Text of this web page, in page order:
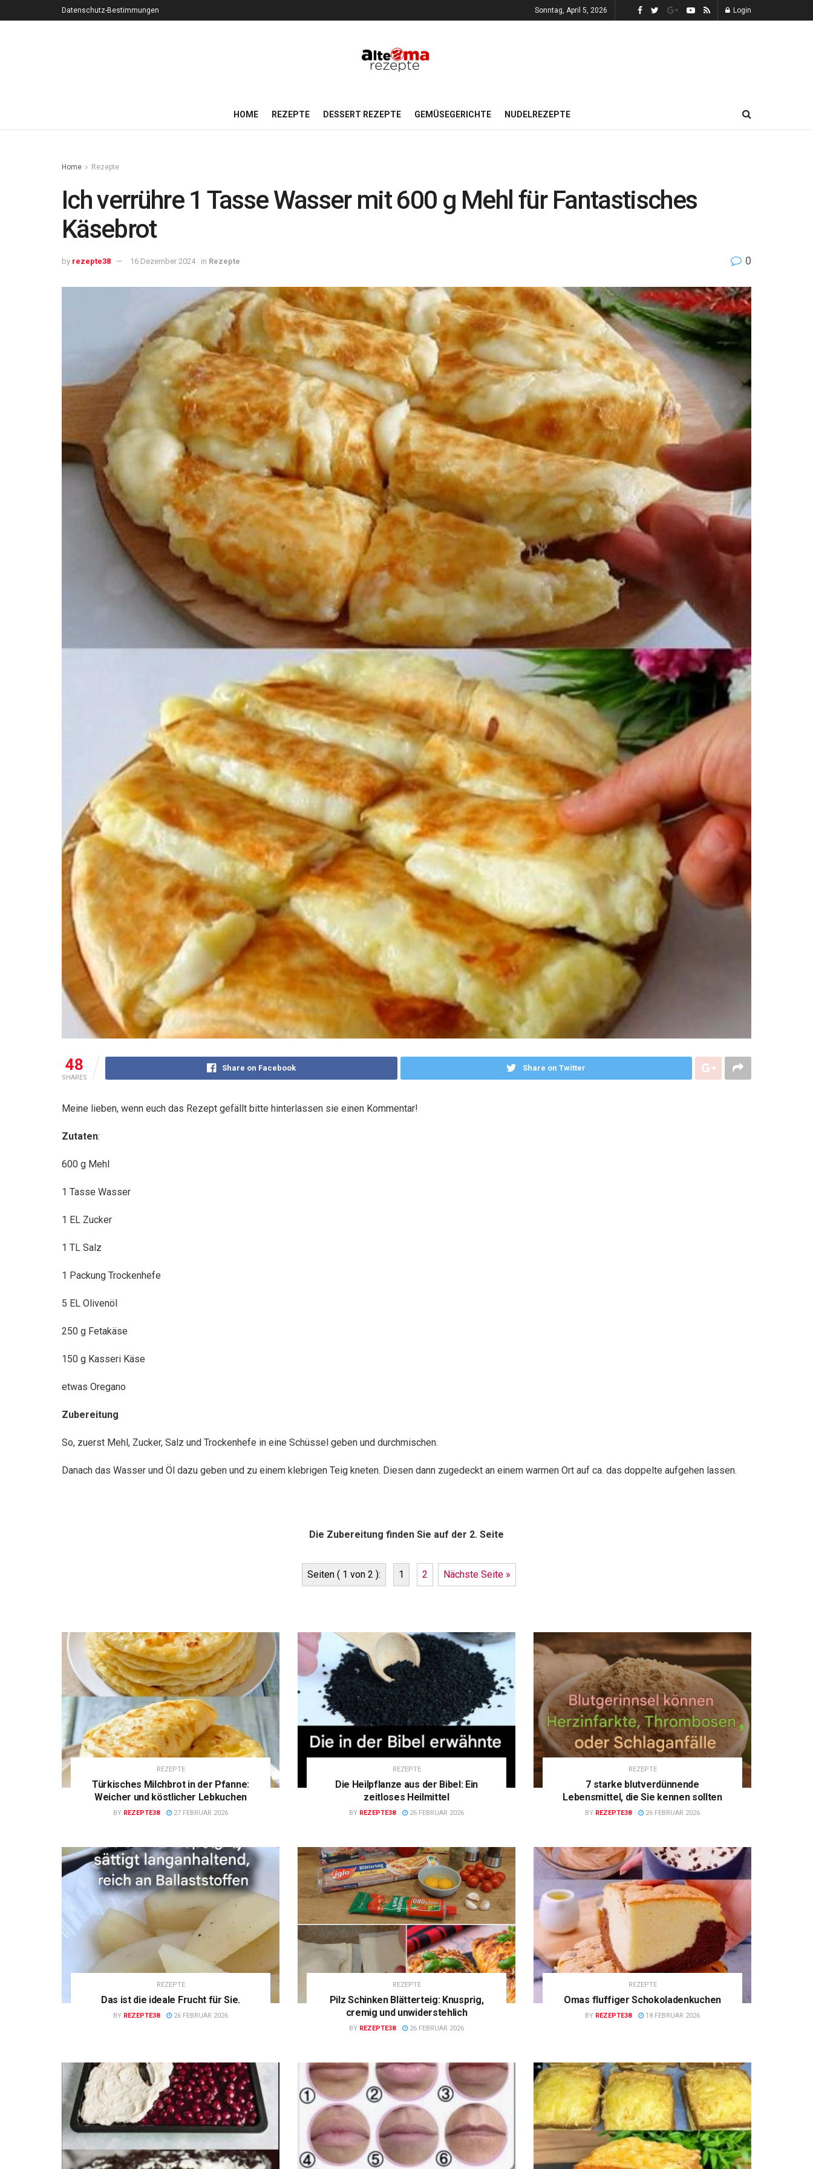
Datenschutz-Bestimmungen Sonntag, April 5, 2026 Login
HOME REZEPTE DESSERT REZEPTE GEMÜSEGERICHTE NUDELREZEPTE
Home Rezepte
Ich verrühre 1 Tasse Wasser mit 600 g Mehl für Fantastisches
Käsebrot
by rezepte38 16 Dezember 2024 in Rezepte 0
48
SHARES
Share on Facebook Share on Twitter
Meine lieben, wenn euch das Rezept gefällt bitte hinterlassen sie einen Kommentar!
Zutaten:
600 g Mehl
1 Tasse Wasser
1 EL Zucker
1 TL Salz
1 Packung Trockenhefe
5 EL Olivenöl
250 g Fetakäse
150 g Kasseri Käse
etwas Oregano
Zubereitung
So, zuerst Mehl, Zucker, Salz und Trockenhefe in eine Schüssel geben und durchmischen.
Danach das Wasser und Öl dazu geben und zu einem klebrigen Teig kneten. Diesen dann zugedeckt an einem warmen Ort auf ca. das doppelte aufgehen lassen.
Die Zubereitung finden Sie auf der 2. Seite
Seiten ( 1 von 2 ): 1 2 Nächste Seite »
REZEPTE
Türkisches Milchbrot in der Pfanne:
Weicher und köstlicher Lebkuchen
BY REZEPTE38 27 FEBRUAR 2026
REZEPTE
Die Heilpflanze aus der Bibel: Ein
zeitloses Heilmittel
BY REZEPTE38 26 FEBRUAR 2026
REZEPTE
7 starke blutverdünnende
Lebensmittel, die Sie kennen sollten
BY REZEPTE38 26 FEBRUAR 2026
REZEPTE
Das ist die ideale Frucht für Sie.
BY REZEPTE38 26 FEBRUAR 2026
REZEPTE
Pilz Schinken Blätterteig: Knusprig,
cremig und unwiderstehlich
BY REZEPTE38 26 FEBRUAR 2026
REZEPTE
Omas fluffiger Schokoladenkuchen
BY REZEPTE38 18 FEBRUAR 2026